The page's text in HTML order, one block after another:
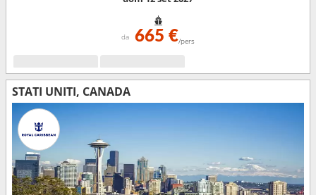
da 665 €/pers
STATI UNITI, CANADA